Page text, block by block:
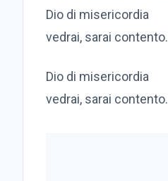
Dio di misericordia
vedrai, sarai contento.
Dio di misericordia
vedrai, sarai contento.